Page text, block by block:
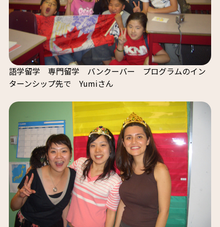
語学留学 専門留学 バンクーバー プログラムのイン
ターンシップ先で Yumiさん